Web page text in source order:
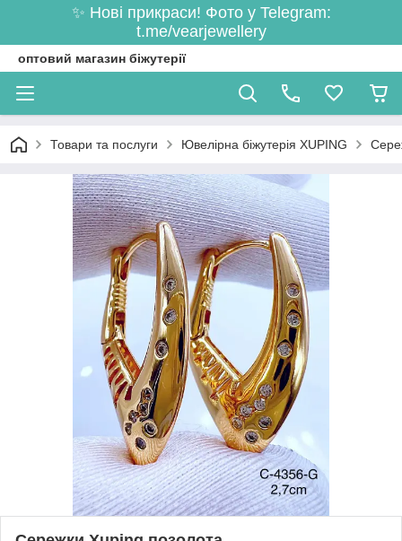
✨ Нові прикраси! Фото у Telegram:
t.me/vearjewellery
оптовий магазин біжутерії
Товари та послуги Ювелірна біжутерія XUPING